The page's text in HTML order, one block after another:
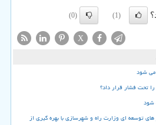
(1)
(0)
X
می شود
تحت فشار قرار داد؟
شود
های توسعه ای وزارت راه و شهرسازی با بهره گیری از